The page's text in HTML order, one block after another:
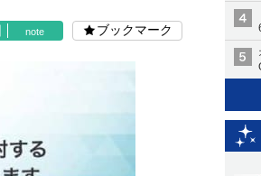
note ブックマーク